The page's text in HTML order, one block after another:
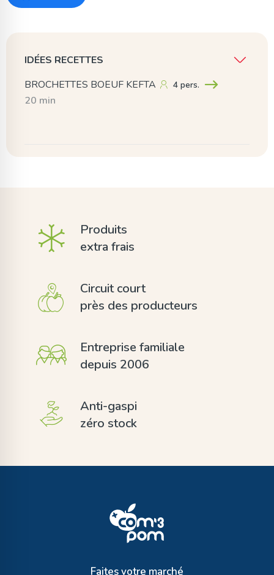
IDÉES RECETTES
BROCHETTES BOEUF KEFTA
4 pers.
20 min
Produits
extra frais
Circuit court
près des producteurs
Entreprise familiale
depuis 2006
Anti-gaspi
zéro stock
Faites votre marché